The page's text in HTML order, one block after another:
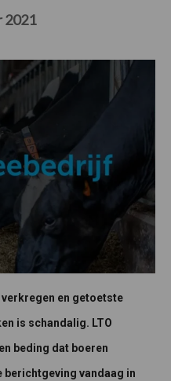
2021
en getoetste
is schandalig. LTO
beding dat boeren
vandaag in